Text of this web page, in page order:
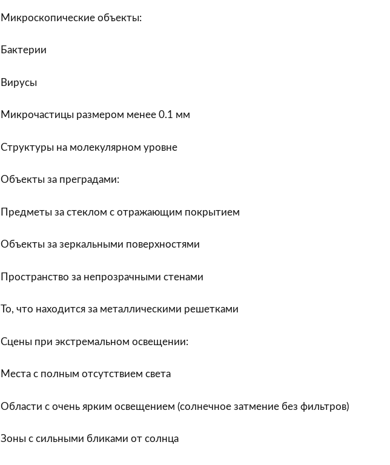
Микроскопические объекты:
Бактерии
Вирусы
Микрочастицы размером менее 0.1 мм
Структуры на молекулярном уровне
Объекты за преградами:
Предметы за стеклом с отражающим покрытием
Объекты за зеркальными поверхностями
Пространство за непрозрачными стенами
То, что находится за металлическими решетками
Сцены при экстремальном освещении:
Места с полным отсутствием света
Области с очень ярким освещением (солнечное затмение без фильтров)
Зоны с сильными бликами от солнца